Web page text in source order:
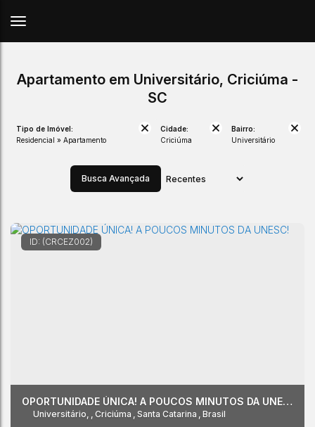
Apartamento em Universitário, Criciúma -
SC
Tipo de Imóvel:
Residencial » Apartamento
Cidade:
Criciúma
Bairro:
Universitário
Busca Avançada
(CRCEZ002)
OPORTUNIDADE ÚNICA! A POUCOS MINUTOS DA UNESC!
Universitário , Criciúma , Santa Catarina , Brasil